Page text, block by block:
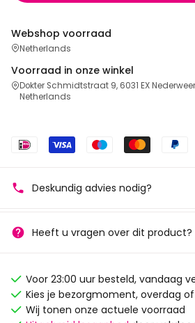
Webshop voorraad
Netherlands
Voorraad in onze winkel
Dokter Schmidtstraat 9, 6031 EX
Netherlands
Deskundig advies nodig?
Heeft u vragen over dit product?
Voor 23:00 uur besteld, vandaag
Kies je bezorgmoment, overdag
Wij tonen onze actuele voorraad